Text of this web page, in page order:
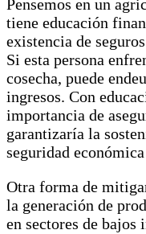
Pensemos en un
tiene educación
existencia de
Si esta persona
cosecha, puede
ingresos. Con
importancia de
garantizaría la
seguridad
Otra forma de
la generación de
en sectores de bajos